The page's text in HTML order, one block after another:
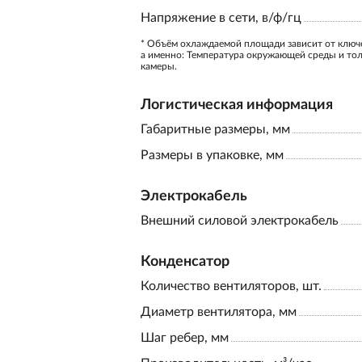
Напряжение в сети, в/ф/гц
* Объём охлаждаемой площади зависит от
а именно: Температура окружающей среды и
камеры.
Логистическая информация
Габаритные размеры, мм
Размеры в упаковке, мм
Электрокабель
Внешний силовой электрокабель
Конденсатор
Количество вентиляторов, шт.
Диаметр вентилятора, мм
Шаг ребер, мм